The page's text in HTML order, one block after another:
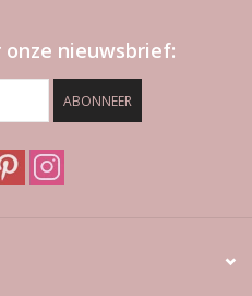
nieuwsbrief:
ABONNEER